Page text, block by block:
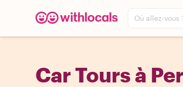
Où allez-vous
Car Tours à